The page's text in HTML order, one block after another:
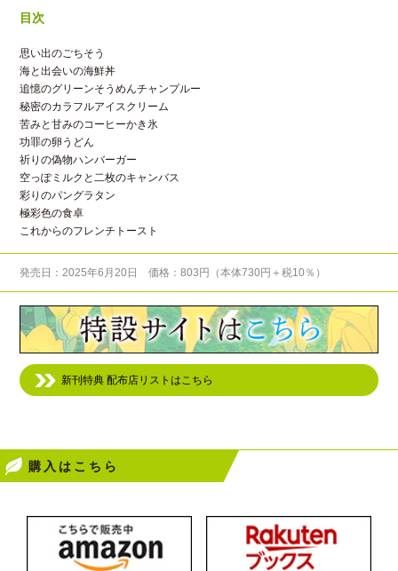
目次
思い出のごちそう
海と出会いの海鮮丼
追憶のグリーンそうめんチャンプルー
秘密のカラフルアイスクリーム
苦みと甘みのコーヒーかき氷
功罪の卵うどん
祈りの偽物ハンバーガー
空っぽミルクと二枚のキャンバス
彩りのパングラタン
極彩色の食卓
これからのフレンチトースト
発売日：2025年6月20日 価格：803円（本体730円＋税10％）
新刊特典 配布店リストはこちら
購入はこちら